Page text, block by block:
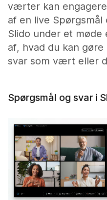
værter kan
af en live Spørgsmål
Slido under et møde
af, hvad du kan
svar som vært eller
Spørgsmål og svar i